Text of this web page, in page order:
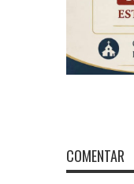
COMENTAR